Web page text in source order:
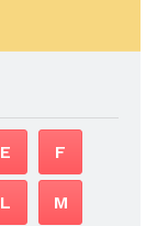
E F
L M